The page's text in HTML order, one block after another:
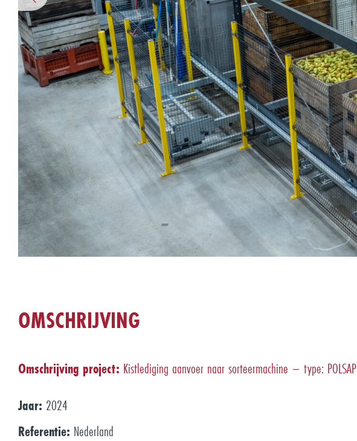
OMSCHRIJVING
Omschrijving project: Kistlediging aanvoer naar sorteermachine – type: POLSAP
Jaar: 2024
Referentie: Nederland